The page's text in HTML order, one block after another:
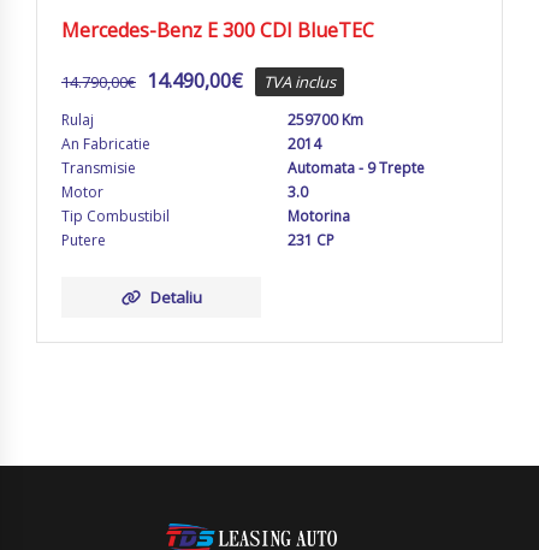
Mercedes-Benz E 300 CDI BlueTEC
14.790,00€ 14.490,00€ TVA inclus
Rulaj
259700 Km
An Fabricatie
2014
Transmisie
Automata - 9 Trepte
Motor
3.0
Tip Combustibil
Motorina
Putere
231 CP
Detaliu